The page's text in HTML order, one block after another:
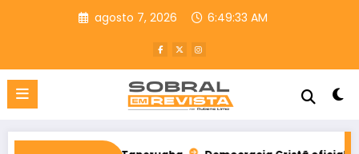
agosto 7, 2026 6:49:34 AM